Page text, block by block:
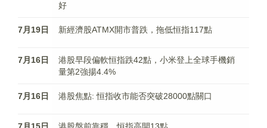
好
7月19日 新經濟股ATMX開市普跌，拖低恒指117點
7月16日
港股早段偏軟恒指跌42點，小米登上全球手機銷
量第2強揚4.4%
7月16日 港股焦點: 恒指收市能否突破28000點關口